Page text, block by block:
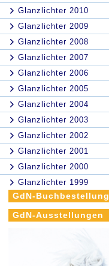
Glanzlichter 2010
Glanzlichter 2009
Glanzlichter 2008
Glanzlichter 2007
Glanzlichter 2006
Glanzlichter 2005
Glanzlichter 2004
Glanzlichter 2003
Glanzlichter 2002
Glanzlichter 2001
Glanzlichter 2000
Glanzlichter 1999
GdN-Buchbestellung
GdN-Ausstellungen